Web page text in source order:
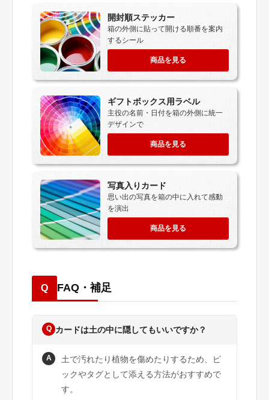
開封順ステッカー
箱の外側に貼って開ける順番を案内
するシール
商品を見る
ギフトボックス用ラベル
主役の名前・日付を箱の外側に統一
デザインで
商品を見る
写真入りカード
思い出の写真を箱の中に入れて感動
を演出
商品を見る
Q FAQ・補足
Q カードは土の中に隠してもいいですか？
A
土で汚れたり植物を傷めたりするため、ピ
ックやタグとして添える方法がおすすめで
す。